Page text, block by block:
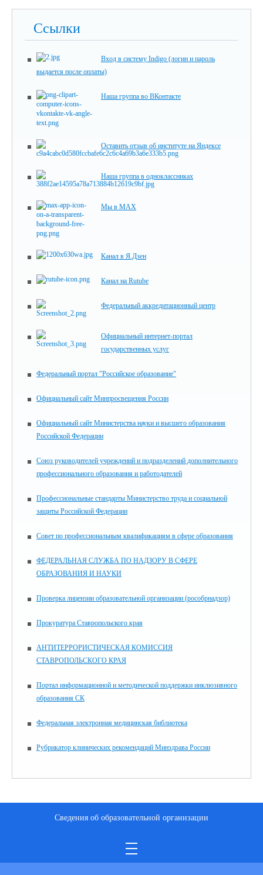
Ссылки
Вход в систему Indigo (логин и пароль
выдается после оплаты)
Наша группа во ВКонтакте
Оставить отзыв об институте на Яндексе
Наша группа в одноклассниках
Мы в MAX
Канал в Я.Дзен
Канал на Rutube
Федеральный аккредитационный центр
Официальный интернет-портал
государственных услуг
Федеральный портал "Российское образование"
Официальный сайт Минпросвещения России
Официальный сайт Министерства науки и высшего образования
Российской Федерации
Союз руководителей учреждений и подразделений дополнительного
профессионального образования и работодателей
Профессиональные стандарты Министерство труда и социальной
защиты Российской Федерации
Совет по профессиональным квалификациям в сфере образования
ФЕДЕРАЛЬНАЯ СЛУЖБА ПО НАДЗОРУ В СФЕРЕ
ОБРАЗОВАНИЯ И НАУКИ
Проверка лицензии образовательной организации (рособрнадзор)
Прокуратура Ставропольского края
АНТИТЕРРОРИСТИЧЕСКАЯ КОМИССИЯ
СТАВРОПОЛЬСКОГО КРАЯ
Портал информационной и методической поддержки инклюзивного
образования СК
Федеральная электронная медицинская библиотека
Рубрикатор клинических рекомендаций Минздрава России
Сведения об образовательной организации